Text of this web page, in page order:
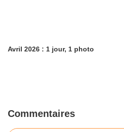
Avril 2026 : 1 jour, 1 photo
Commentaires